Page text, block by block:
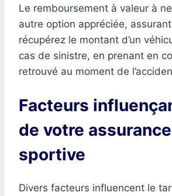
Le remboursement à valeur à
autre option appréciée,
récupérez le montant d’un
cas de sinistre, en prenant en
retrouvé au moment de
Facteurs
de votre
sportive
Divers facteurs influencent le